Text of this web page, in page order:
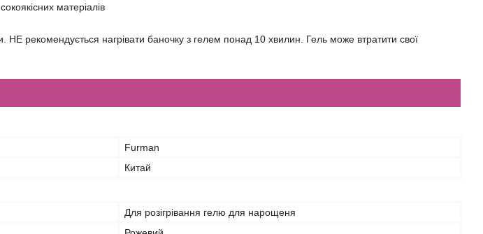
матеріалів
НЕ рекомендується нагрівати баночку з гелем понад 10 хвилин. Гель може втратити свої
Furman
Китай
Для розігрівання гелю для нарощеня